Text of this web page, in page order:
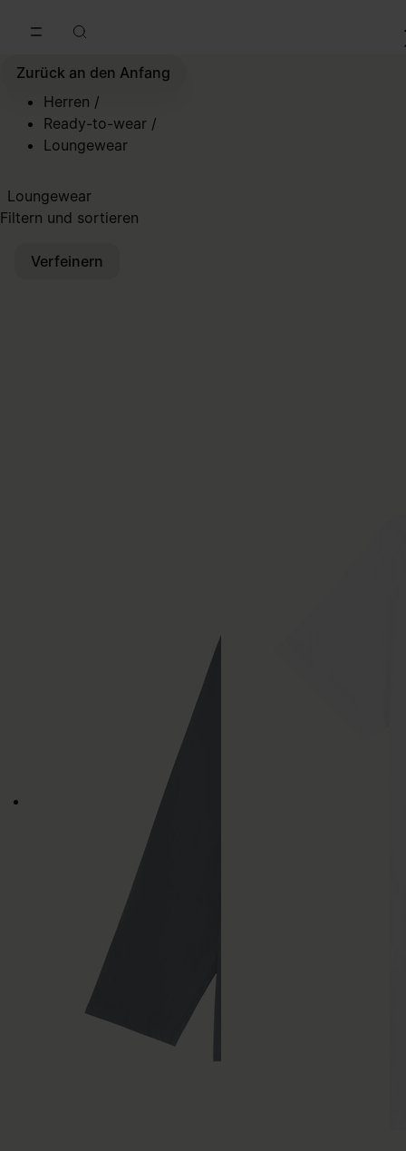
Zurück an den Anfang
Herren /
Ready-to-wear /
Loungewear
Loungewear
Filtern und sortieren
Verfeinern